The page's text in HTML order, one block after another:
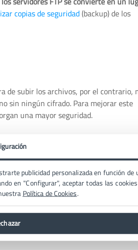
copias de seguridad(backup) de los
de subir los archivos, por el contrario,
sin ningún cifrado. Para mejorar este
una mayor seguridad.
para alojar correctamente el fichero
o dañar el archivo. De esta forma los
caracteres imprimibles como por
plano para que se reproduzca
parte de éste.
ejecutables para el ordenador,
publicidad personalizada en función
en "Configurar", aceptar todas las
Política de Cookies.